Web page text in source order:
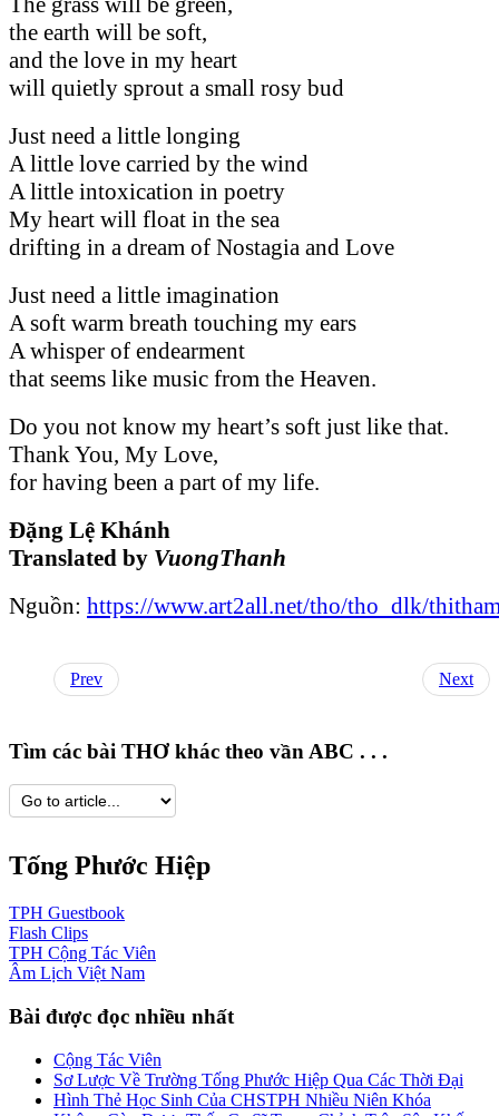
the earth will be soft,
and the love in my heart
will quietly sprout a small rosy bud
Just need a little longing
A little love carried by the wind
A little intoxication in poetry
My heart will float in the sea
drifting in a dream of Nostagia and Love
Just need a little imagination
A soft warm breath touching my ears
A whisper of endearment
that seems like music from the Heaven.
Do you not know my heart’s soft just like that.
Thank You, My Love,
for having been a part of my life.
Đặng Lệ Khánh
Translated by VuongThanh
Nguồn: https://www.art2all.net/tho/tho_dlk/
Prev Next
Tìm các bài THƠ khác theo vần ABC . . .
Tống Phước Hiệp
TPH Guestbook
Flash Clips
TPH Cộng Tác Viên
Âm Lịch Việt Nam
Bài được đọc nhiều nhất
Cộng Tác Viên
Sơ Lược Về Trường Tống Phước Hiệp Qua Các Thời Đại
Hình Thẻ Học Sinh Của CHSTPH Nhiều Niên Khóa